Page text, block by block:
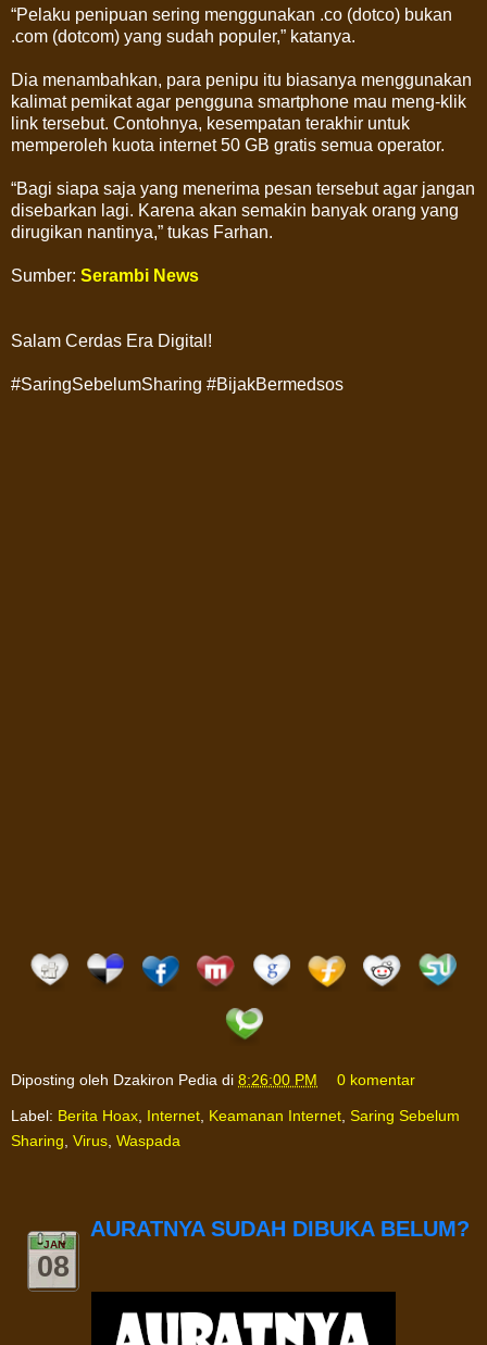
“Pelaku penipuan sering menggunakan .co (dotco) bukan
.com (dotcom) yang sudah populer,” katanya.
Dia menambahkan, para penipu itu biasanya menggunakan
kalimat pemikat agar pengguna smartphone mau meng-klik
link tersebut. Contohnya, kesempatan terakhir untuk
memperoleh kuota internet 50 GB gratis semua operator.
“Bagi siapa saja yang menerima pesan tersebut agar jangan
disebarkan lagi. Karena akan semakin banyak orang yang
dirugikan nantinya,” tukas Farhan.
Sumber: Serambi News
Salam Cerdas Era Digital!
#SaringSebelumSharing #BijakBermedsos
Diposting oleh Dzakiron Pedia di 8:26:00 PM 0 komentar
Label: Berita Hoax, Internet, Keamanan Internet, Saring Sebelum
Sharing, Virus, Waspada
JAN
08
AURATNYA SUDAH DIBUKA BELUM?